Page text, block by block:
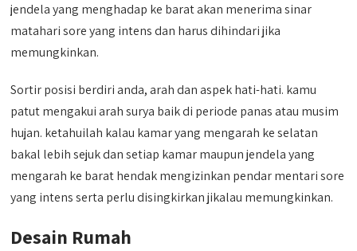
jendela yang menghadap ke barat akan menerima sinar
matahari sore yang intens dan harus dihindari jika
memungkinkan.
Sortir posisi berdiri anda, arah dan aspek hati-hati. kamu
patut mengakui arah surya baik di periode panas atau musim
hujan. ketahuilah kalau kamar yang mengarah ke selatan
bakal lebih sejuk dan setiap kamar maupun jendela yang
mengarah ke barat hendak mengizinkan pendar mentari sore
yang intens serta perlu disingkirkan jikalau memungkinkan.
Desain Rumah